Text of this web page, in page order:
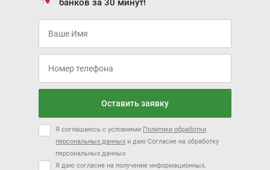
банков за 30 минут!
Оставить заявку
Я соглашаюсь с условиями Политики обработки
персональных данных и даю Согласие на обработку
персональных данных
Я даю согласие на получение информационных,